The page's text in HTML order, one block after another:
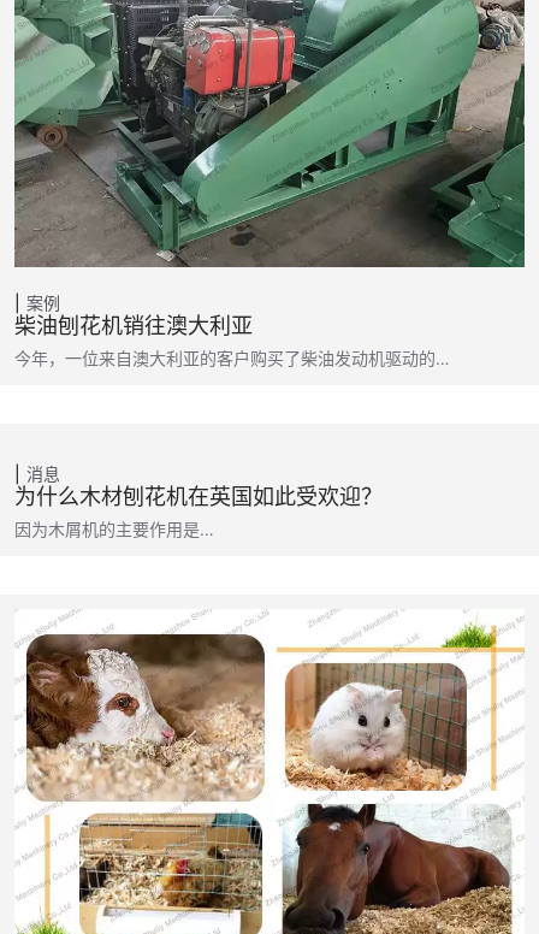
案例
柴油刨花机销往澳大利亚
今年，一位来自澳大利亚的客户购买了柴油发动机驱动的…
消息
为什么木材刨花机在英国如此受欢迎？
因为木屑机的主要作用是…